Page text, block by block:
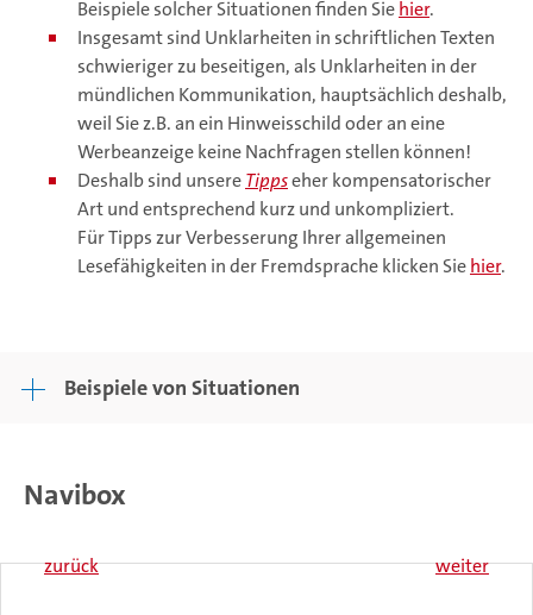
Beispiele solcher Situationen finden Siehier.
Insgesamt sind Unklarheiten in schriftlichen Texten
schwieriger zu beseitigen, als Unklarheiten in der
mündlichen Kommunikation, hauptsächlich deshalb,
weil Sie z.B. an ein Hinweisschild oder an eine
Werbeanzeige keine Nachfragen stellen können!
Deshalb sind unsereTippseher kompensatorischer
Art und entsprechend kurz und unkompliziert.
Für Tipps zur Verbesserung Ihrer allgemeinen
Lesefähigkeiten in der Fremdsprache klicken Siehier.
Beispiele von Situationen
Navibox
zurück weiter